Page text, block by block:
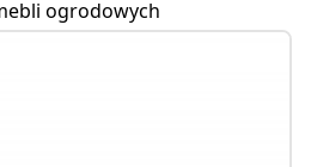
ogrodowych